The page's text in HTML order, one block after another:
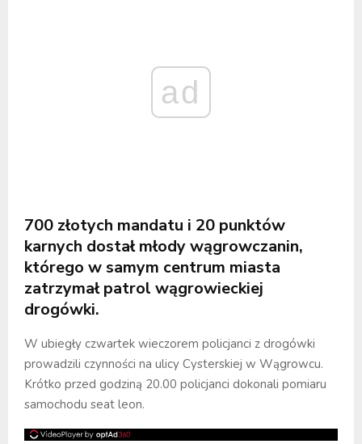
ad
700 złotych mandatu i 20 punktów
karnych dostał młody wągrowczanin,
którego w samym centrum miasta
zatrzymał patrol wągrowieckiej
drogówki.
W ubiegły czwartek wieczorem policjanci z drogówki
prowadzili czynności na ulicy Cysterskiej w Wągrowcu.
Krótko przed godziną 20.00 policjanci dokonali pomiaru
samochodu seat leon.